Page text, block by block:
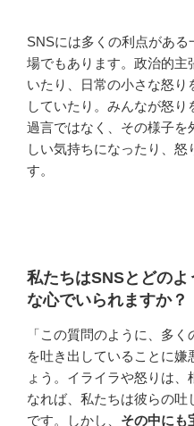
SNSには多くの利点がある
場でもあります。政治的主
いたり、日常の小さな怒
していたり。みんなが怒
過言ではなく、その様子を
しい気持ちになったり、怒
す。
私たちはSNSとどの
な心でいられますか？
「この質問のように、多
を吐き出していることに嫌
ょう。イライラや怒りは、
なれば、私たちは彼らの吐
です。しかし、 その中にも